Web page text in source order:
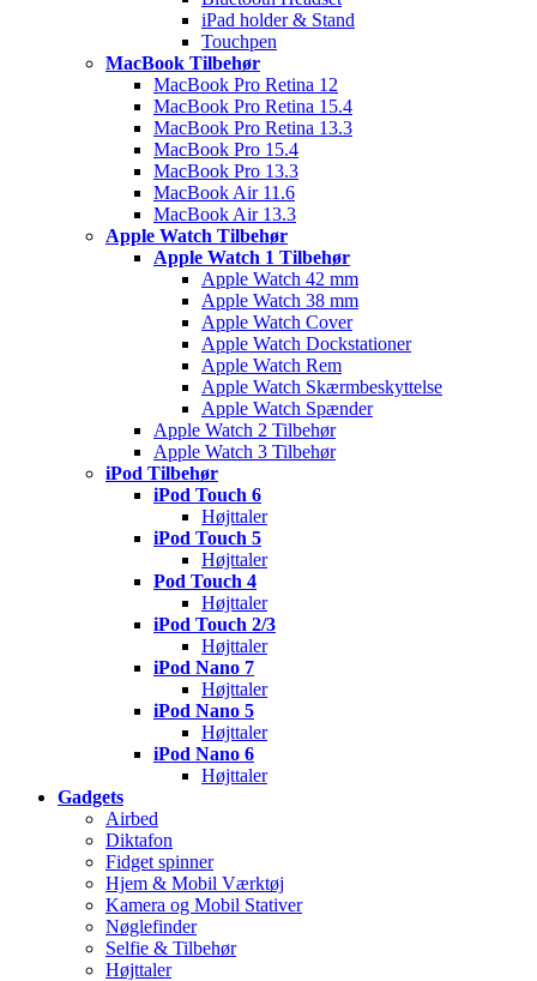
iPad holder & Stand
Touchpen
MacBook Tilbehør
MacBook Pro Retina 12
MacBook Pro Retina 15.4
MacBook Pro Retina 13.3
MacBook Pro 15.4
MacBook Pro 13.3
MacBook Air 11.6
MacBook Air 13.3
Apple Watch Tilbehør
Apple Watch 1 Tilbehør
Apple Watch 42 mm
Apple Watch 38 mm
Apple Watch Cover
Apple Watch Dockstationer
Apple Watch Rem
Apple Watch Skærmbeskyttelse
Apple Watch Spænder
Apple Watch 2 Tilbehør
Apple Watch 3 Tilbehør
iPod Tilbehør
iPod Touch 6
Højttaler
iPod Touch 5
Højttaler
Pod Touch 4
Højttaler
iPod Touch 2/3
Højttaler
iPod Nano 7
Højttaler
iPod Nano 5
Højttaler
iPod Nano 6
Højttaler
Gadgets
Airbed
Diktafon
Fidget spinner
Hjem & Mobil Værktøj
Kamera og Mobil Stativer
Nøglefinder
Selfie & Tilbehør
Højttaler